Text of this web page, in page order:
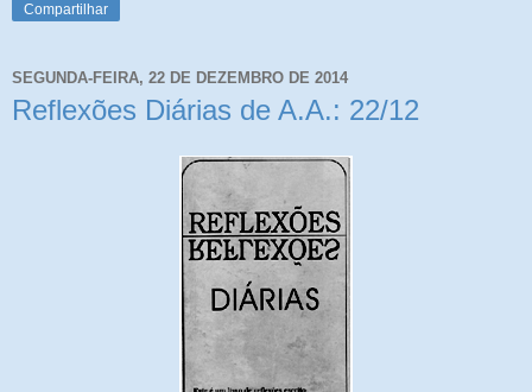
Compartilhar
SEGUNDA-FEIRA, 22 DE DEZEMBRO DE 2014
Reflexões Diárias de A.A.: 22/12